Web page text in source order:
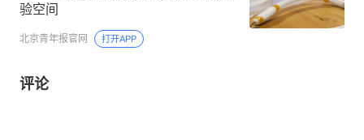
验空间
北京青年报官网 打开APP
评论